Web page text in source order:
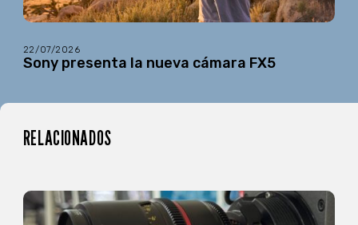
22/07/2026
Sony presenta la nueva cámara FX5
RELACIONADOS